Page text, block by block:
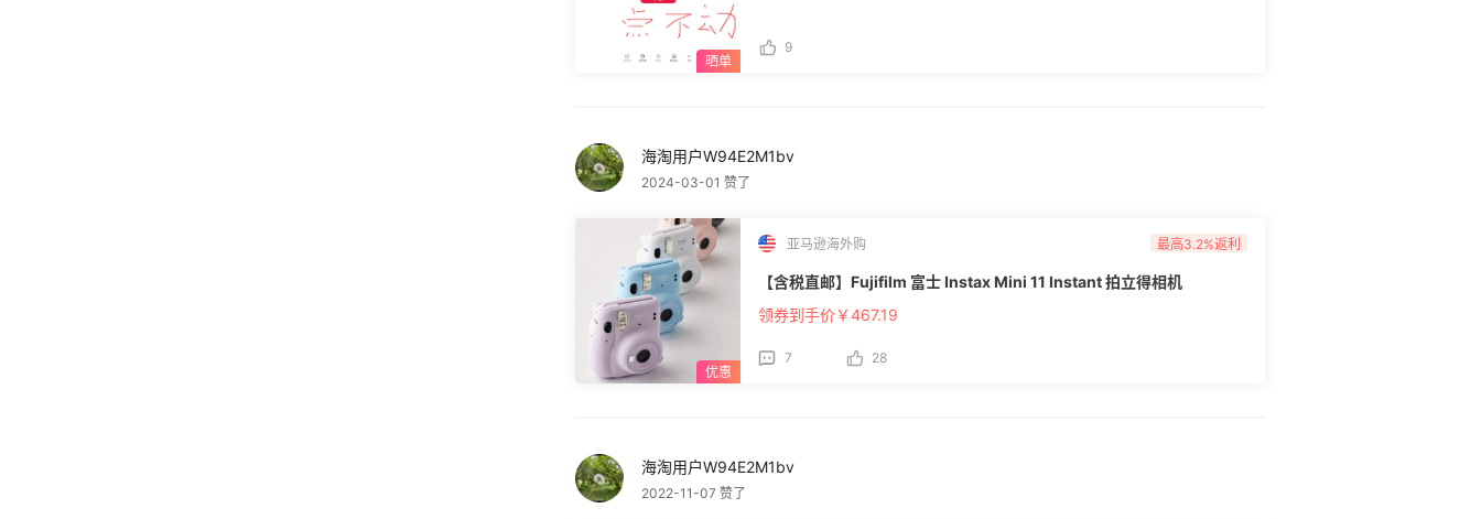
9
海淘用户W94E2M1bv
2024-03-01 赞了
亚马逊海外购 最高3.2%返利
【含税直邮】Fujifilm 富士 Instax Mini 11 Instant 拍立得相机
领券到手价￥467.19
7 28
海淘用户W94E2M1bv
2022-11-07 赞了